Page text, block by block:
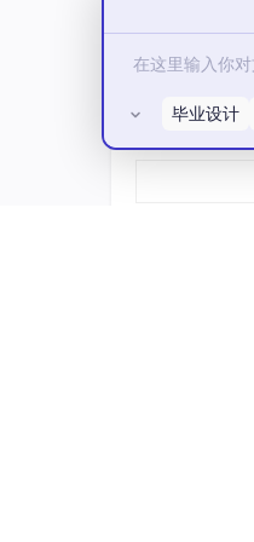
所有评论(0)
毕业设计